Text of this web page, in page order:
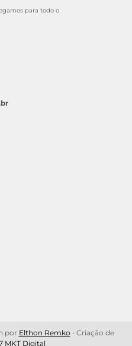
para todo o
por Elthon Remko • Criação de
MKT Digital